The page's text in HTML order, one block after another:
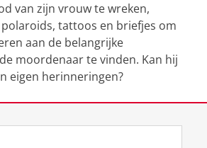
van zijn vrouw te wreken,
tattoos en briefjes om
aan de belangrijke
moordenaar te vinden. Kan hij
eigen herinneringen?
06 december 2023 11:25